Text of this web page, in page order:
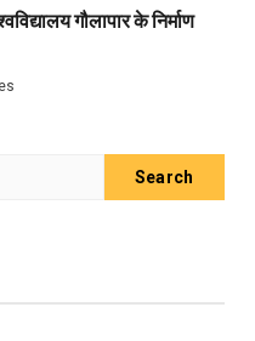
गौलापार के निर्माण